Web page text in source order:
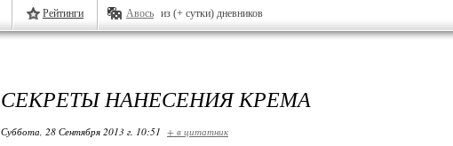
Рейтинги Авось из (+ сутки) дневников
СЕКРЕТЫ НАНЕСЕНИЯ КРЕМА
Суббота, 28 Сентября 2013 г. 10:51 + в цитатник